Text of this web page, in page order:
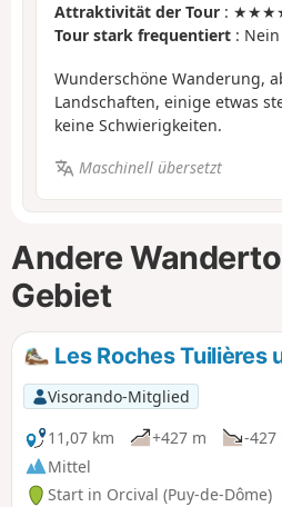
Attraktivität der Tour :
Tour stark frequentiert : Nein
Wunderschöne Wanderung,
Landschaften, einige etwas
keine Schwierigkeiten.
Maschinell übersetzt
Andere
Gebiet
Les Roches Tuilières
Visorando-Mitglied
11,07 km
+427 m -427
Mittel
Start in Orcival (Puy-de-Dôme)